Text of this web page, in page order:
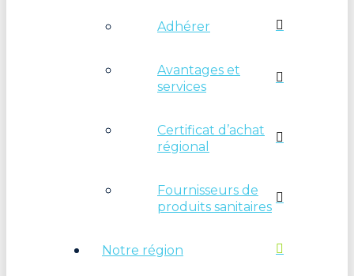
Adhérer
Avantages et
services
Certificat d’achat
régional
Fournisseurs de
produits sanitaires
Notre région